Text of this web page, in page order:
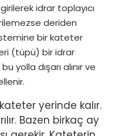
idrar toplayıcı
deriden
bir kateter
(tüpü) bir idrar
yolla dışarı alınır ve
yerinde kalır.
Bazen birkaç ay